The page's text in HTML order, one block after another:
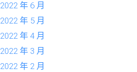
2022 年 6 月
2022 年 5 月
2022 年 4 月
2022 年 3 月
2022 年 2 月